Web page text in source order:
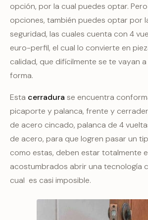
opción, por la cual puedes optar.
opciones, también puedes optar por
seguridad, las cuales cuenta con 4
euro-perfil, el cual lo convierte en
calidad, que difícilmente se te vayan
forma.
Esta cerradura se encuentra
picaporte y palanca, frente y
de acero cincado, palanca de 4
de acero, para que logren pasar un
como estas, deben estar totalmente
acostumbrados abrir una tecnología
cual es casi imposible.